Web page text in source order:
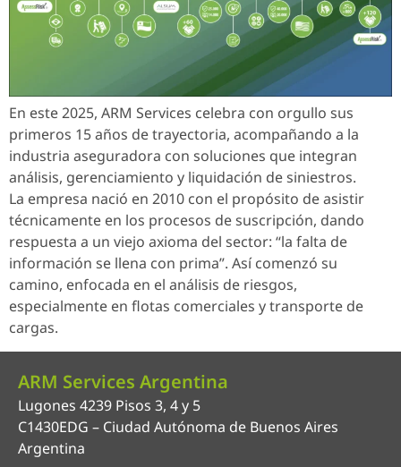
En este 2025, ARM Services celebra con orgullo sus
primeros 15 años de trayectoria, acompañando a la
industria aseguradora con soluciones que integran
análisis, gerenciamiento y liquidación de siniestros.
La empresa nació en 2010 con el propósito de asistir
técnicamente en los procesos de suscripción, dando
respuesta a un viejo axioma del sector: “la falta de
información se llena con prima”. Así comenzó su
camino, enfocada en el análisis de riesgos,
especialmente en flotas comerciales y transporte de
cargas.
ARM Services Argentina
Lugones 4239 Pisos 3, 4 y 5
C1430EDG – Ciudad Autónoma de Buenos Aires
Argentina